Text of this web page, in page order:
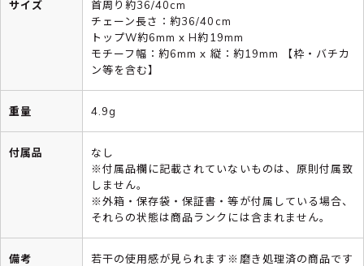
サイズ
首周り約36/40cm
チェーン長さ：約36/40cm
トップW約6mm x H約19mm
モチーフ幅：約6mm x 縦：約19mm 【枠・バチカ
ン等を含む】
重量 4.9g
付属品
なし
※付属品欄に記載されていないものは、原則付属致
しません。
※外箱・保存袋・保証書・等が付属している場合、
それらの状態は商品ランクには含まれません。
備考
若干の使用感が見られます※磨き処理済の商品です